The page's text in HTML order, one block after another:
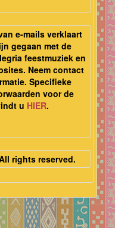
e-mails verklaart
gegaan met de
feestmuziek en
Neem contact
Specifieke
voor de
u HIER.
rights reserved.